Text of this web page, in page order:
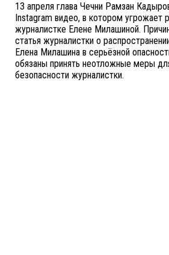
13 апреля глава Чечни Рамзан
Instagram видео, в котором угрожает
журналистке Елене Милашиной.
статья журналистки о
Елена Милашина в серьёзной
обязаны принять неотложные меры
безопасности журналистки.